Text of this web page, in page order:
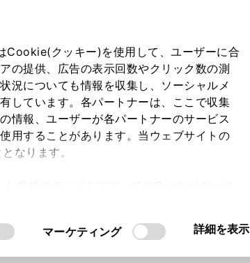
Cookie(クッキー)を使用して、ユーザーに合
の提供、広告の表示回数やクリック数の測
況についても情報を収集し、ソーシャルメ
しています。各パートナーは、ここで収集
情報、ユーザーが各パートナーのサービス
用することがあります。当ウェブサイトの
なります。
マーケティング 詳細を表示
入力内容のご確認
ログインして自動入力